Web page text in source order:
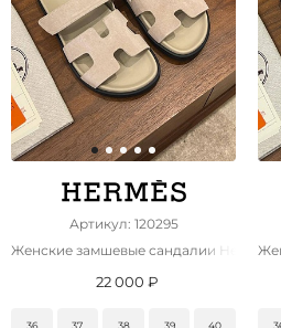
Артикул: 120295
Женские замшевые сандалии Hermes
22 000 ₽
36 37 38 39 40